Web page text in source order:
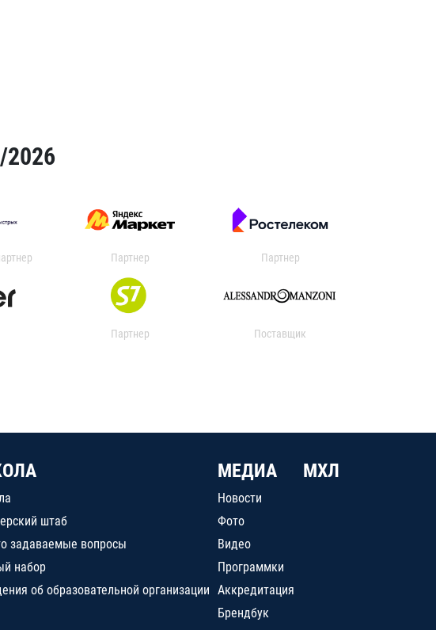
Партнер Партнер
Партнер Поставщик
штаб
задаваемые вопросы
набор
об образовательной организации
МЕДИА
Новости
Фото
Видео
Программки
Аккредитация
Брендбук
МХЛ